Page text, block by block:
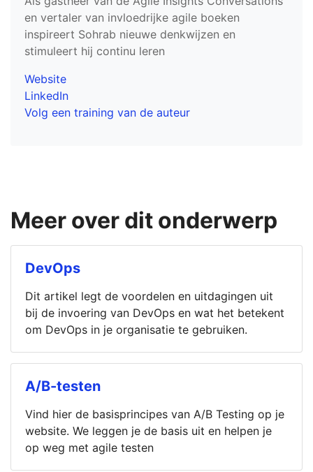
en vertaler van invloedrijke agile boeken
inspireert Sohrab nieuwe denkwijzen en
stimuleert hij continu leren
Website
LinkedIn
Volg een training van de auteur
Meer over dit onderwerp
DevOps
Dit artikel legt de voordelen en uitdagingen uit
bij de invoering van DevOps en wat het betekent
om DevOps in je organisatie te gebruiken.
A/B-testen
Vind hier de basisprincipes van A/B Testing op je
website. We leggen je de basis uit en helpen je
op weg met agile testen